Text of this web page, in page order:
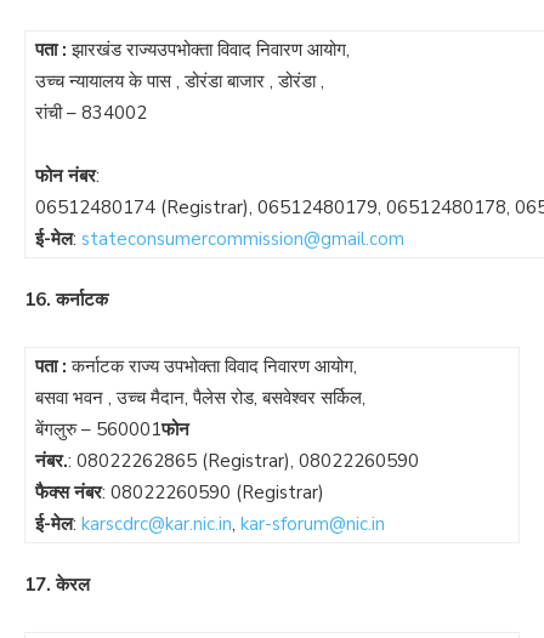
पता : झारखंड राज्यउपभोक्ता विवाद निवारण आयोग,
उच्च न्यायालय के पास , डोरंडा बाजार , डोरंडा ,
रांची – 834002
फोन नंबर:
06512480174 (Registrar), 06512480179, 06512480178,
ई-मेल: stateconsumercommission@gmail.com
16. कर्नाटक
पता :कर्नाटक राज्य उपभोक्ता विवाद निवारण आयोग,
बसवा भवन , उच्च मैदान, पैलेस रोड, बसवेश्वर सर्किल,
बेंगलुरु – 560001फोन
नंबर.: 08022262865 (Registrar), 08022260590
फैक्स नंबर: 08022260590 (Registrar)
ई-मेल: karscdrc@kar.nic.in, kar-sforum@nic.in
17. केरल